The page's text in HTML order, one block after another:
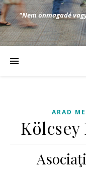
"Nem önmagadé
ARAD
Kölcsey